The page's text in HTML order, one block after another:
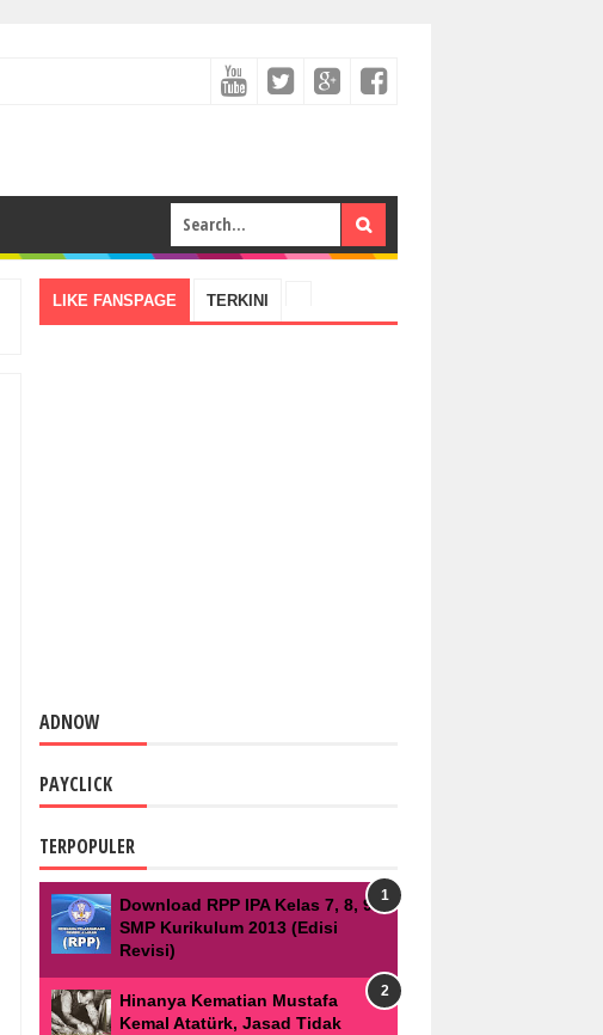
LIKE FANSPAGE TERKINI
ADNOW
PAYCLICK
TERPOPULER
Download RPP IPA Kelas 7, 8, 9
SMP Kurikulum 2013 (Edisi
Revisi)
Hinanya Kematian Mustafa
Kemal Atatürk, Jasad Tidak